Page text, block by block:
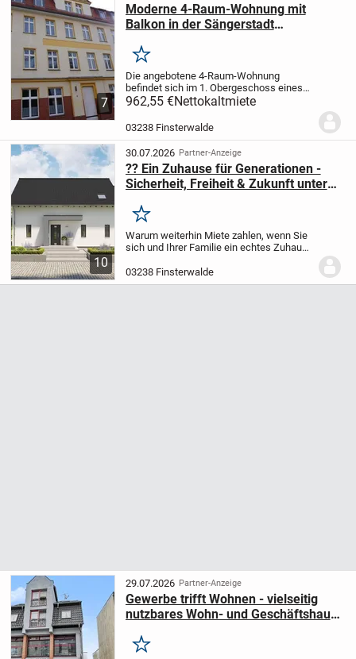
7
Moderne 4-Raum-Wohnung mit
Balkon in der Sängerstadt
Merken
Die angebotene 4-Raum-Wohnung
befindet sich im 1. Obergeschoss eines
gepflegten Mehrfamilienhauses und
überzeugt durch eine moderne
Ausstattung, eine durchdachte
Raumaufteilung sowie einen hohen...
962,55 €Nettokaltmiete
03238 Finsterwalde
10
30.07.2026 Partner-Anzeige
?? Ein Zuhause für Generationen -
Sicherheit, Freiheit & Zukunft unter
Merken
Warum weiterhin Miete zahlen, wenn Sie
sich und Ihrer Familie ein echtes Zuhause
investieren jeden Monat nicht mehr in
fremdes Eigentum, sondern bauen...
03238 Finsterwalde
29.07.2026 Partner-Anzeige
Gewerbe trifft Wohnen - vielseitig
nutzbares Wohn- und Geschäftshaus
Merken